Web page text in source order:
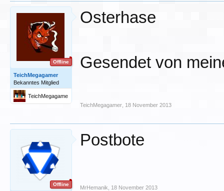
Offline
TeichMegagamer
Bekanntes Mitglied
TeichMegagame
r
Osterhase
Gesendet von
TeichMegagamer 18 November 2013
Offline
Postbote
MrHemanik 18 November 2013